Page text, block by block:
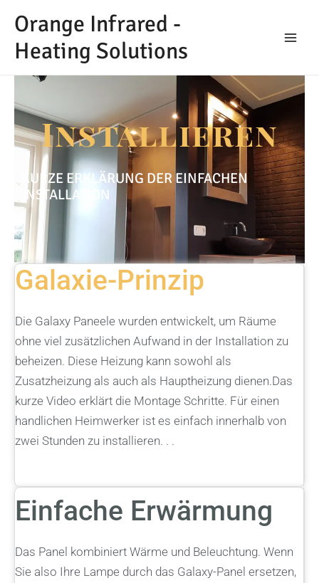
Orange Infrared -
Heating Solutions
Installieren
KURZE ERKLÄRUNG DER EINFACHEN
INSTALLATION
Galaxie-Prinzip
Die Galaxy Paneele wurden entwickelt, um Räume
ohne viel zusätzlichen Aufwand in der Installation zu
beheizen. Diese Heizung kann sowohl als
Zusatzheizung als auch als Hauptheizung dienen.Das
kurze Video erklärt die Montage Schritte. Für einen
handlichen Heimwerker ist es einfach innerhalb von
zwei Stunden zu installieren. . .
Einfache Erwärmung
Das Panel kombiniert Wärme und Beleuchtung. Wenn
Sie also Ihre Lampe durch das Galaxy-Panel ersetzen,